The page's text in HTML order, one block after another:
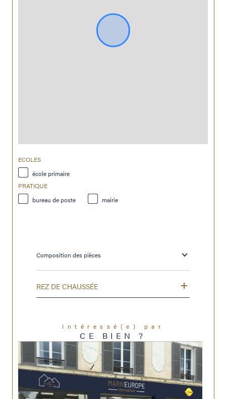
ECOLES
école primaire
PRATIQUE
bureau de poste
mairie
Composition des pièces
REZ DE CHAUSSÉE
Intéressé(e) par
CE BIEN ?